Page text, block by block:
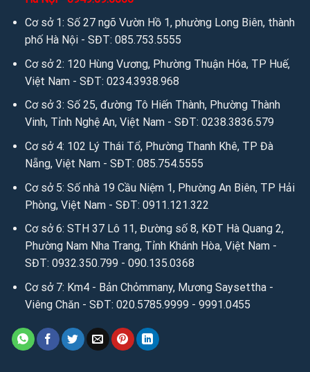
Cơ sở 1: Số 27 ngõ Vườn Hồ 1, phường Long Biên, thành
phố Hà Nội - SĐT: 085.753.5555
Cơ sở 2: 120 Hùng Vương, Phường Thuận Hóa, TP Huế,
Việt Nam - SĐT: 0234.3938.968
Cơ sở 3: Số 25, đường Tô Hiến Thành, Phường Thành
Vinh, Tỉnh Nghệ An, Việt Nam - SĐT: 0238.3836.579
Cơ sở 4: 102 Lý Thái Tổ, Phường Thanh Khê, TP Đà
Nẵng, Việt Nam - SĐT: 085.754.5555
Cơ sở 5: Số nhà 19 Cầu Niệm 1, Phường An Biên, TP Hải
Phòng, Việt Nam - SĐT: 0911.121.322
Cơ sở 6: STH 37 Lô 11, Đường số 8, KĐT Hà Quang 2,
Phường Nam Nha Trang, Tỉnh Khánh Hòa, Việt Nam -
SĐT: 0932.350.799 - 090.135.0368
Cơ sở 7: Km4 - Bản Chỏmmany, Mương Saysettha -
Viêng Chăn - SĐT: 020.5785.9999 - 9991.0455